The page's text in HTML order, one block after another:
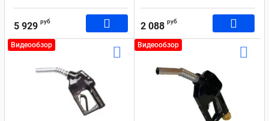
5 929 руб 2 088 руб
Видеообзор Видеообзор